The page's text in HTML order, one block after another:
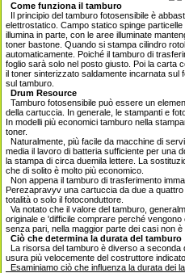
Come funziona il tamburo
Il principio del tamburo fotosensibile è
elettrostatico. Campo statico spinge
illumina in parte, con le aree illuminate
toner bastone. Quando si stampa cilindro
automaticamente. Poiché il tamburo di
foglio sarà solo nel posto giusto. Poi la carta
il toner sinterizzato saldamente incarnata sul
sul tamburo.
Drum Resource
Tamburo fotosensibile può essere un
della cartuccia. In generale, le stampanti e
In modelli più economici tamburo nella
toner.
Naturalmente, più facile da macchine di
media il lavoro di batteria sufficiente per una
la stampa di circa duemila lettere. La
che di solito è molto più economico.
Non appena il tamburo di trasferimento
Perezapravyv una cartuccia da due a
totalità o solo il fotoconduttore.
Va notato che il valore del tamburo,
originale e 'difficile comprare perché
senza pari, nella maggior parte dei casi non è
Ciò che determina la durata del tamburo
La risorsa del tamburo è diverso a seconda
usura più velocemente del costruttore
Esaminiamo ciò che influenza la durata dei